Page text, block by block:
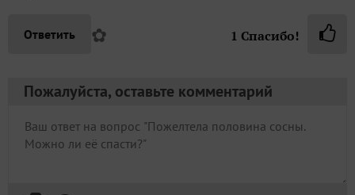
Ответить ✿ 1 Спасибо!
Пожалуйста, оставьте комментарий